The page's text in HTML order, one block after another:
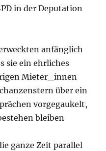
in der Deputation
anfänglich
sie ein ehrliches
Mieter_innen
über ein
vorgegaukelt,
bleiben
ganze Zeit parallel